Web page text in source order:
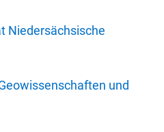
Niedersächsische
und